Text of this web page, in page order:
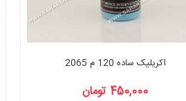
اکریلیک ساده 120 م 2065
450,000 تومان